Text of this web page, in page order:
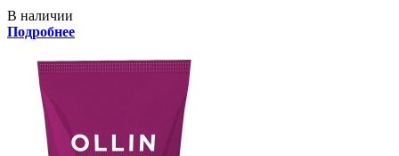
В наличии
Подробнее